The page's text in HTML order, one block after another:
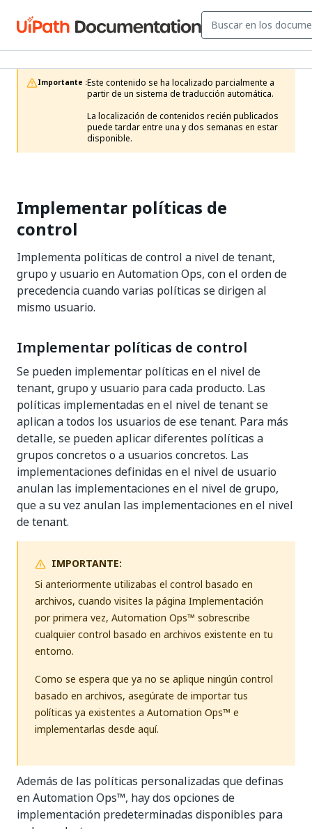
Importante :Este contenido se ha localizado parcialmente a
partir de un sistema de traducción automática.
La localización de contenidos recién publicados
puede tardar entre una y dos semanas en estar
disponible.
Implementar políticas de
control
Implementa políticas de control a nivel de tenant,
grupo y usuario en Automation Ops, con el orden de
precedencia cuando varias políticas se dirigen al
mismo usuario.
Implementar políticas de control
Se pueden implementar políticas en el nivel de
tenant, grupo y usuario para cada producto. Las
políticas implementadas en el nivel de tenant se
aplican a todos los usuarios de ese tenant. Para más
detalle, se pueden aplicar diferentes políticas a
grupos concretos o a usuarios concretos. Las
implementaciones definidas en el nivel de usuario
anulan las implementaciones en el nivel de grupo,
que a su vez anulan las implementaciones en el nivel
de tenant.
IMPORTANTE:
Si anteriormente utilizabas el control basado en
archivos, cuando visites la página Implementación
por primera vez, Automation Ops™ sobrescribe
cualquier control basado en archivos existente en tu
entorno.
Como se espera que ya no se aplique ningún control
basado en archivos, asegúrate de importar tus
políticas ya existentes a Automation Ops™ e
implementarlas desde aquí.
Además de las políticas personalizadas que definas
en Automation Ops™, hay dos opciones de
implementación predeterminadas disponibles para